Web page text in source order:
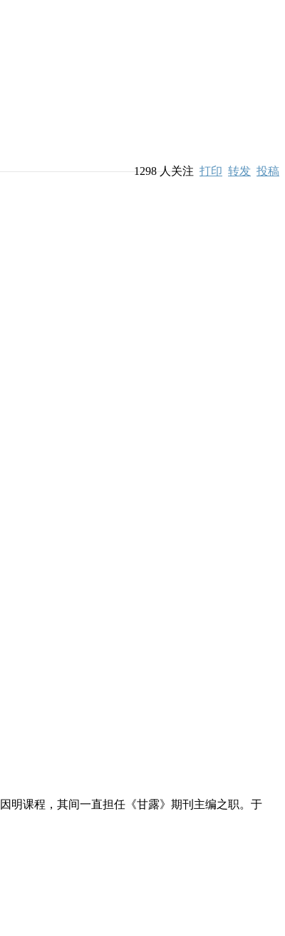
1298人关注 打印 转发 投稿
明课程，其间一直担任《甘露》期刊主编之职。于